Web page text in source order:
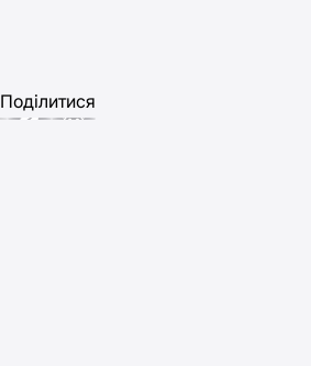
Поділитися